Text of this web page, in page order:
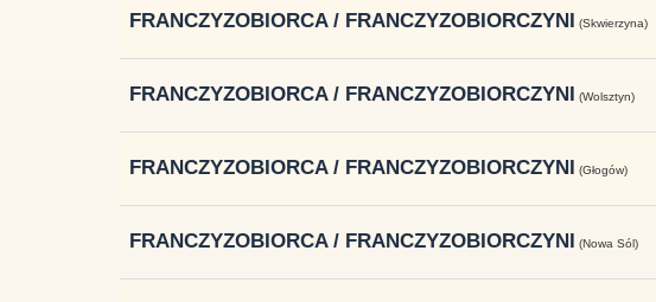
FRANCZYZOBIORCA / FRANCZYZOBIORCZYNI (Skwierzyna)
FRANCZYZOBIORCA / FRANCZYZOBIORCZYNI (Wolsztyn)
FRANCZYZOBIORCA / FRANCZYZOBIORCZYNI (Głogów)
FRANCZYZOBIORCA / FRANCZYZOBIORCZYNI (Nowa Sól)